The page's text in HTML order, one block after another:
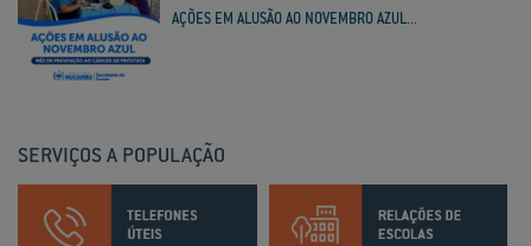
AÇÕES EM ALUSÃO AO NOVEMBRO AZUL...
SERVIÇOS A POPULAÇÃO